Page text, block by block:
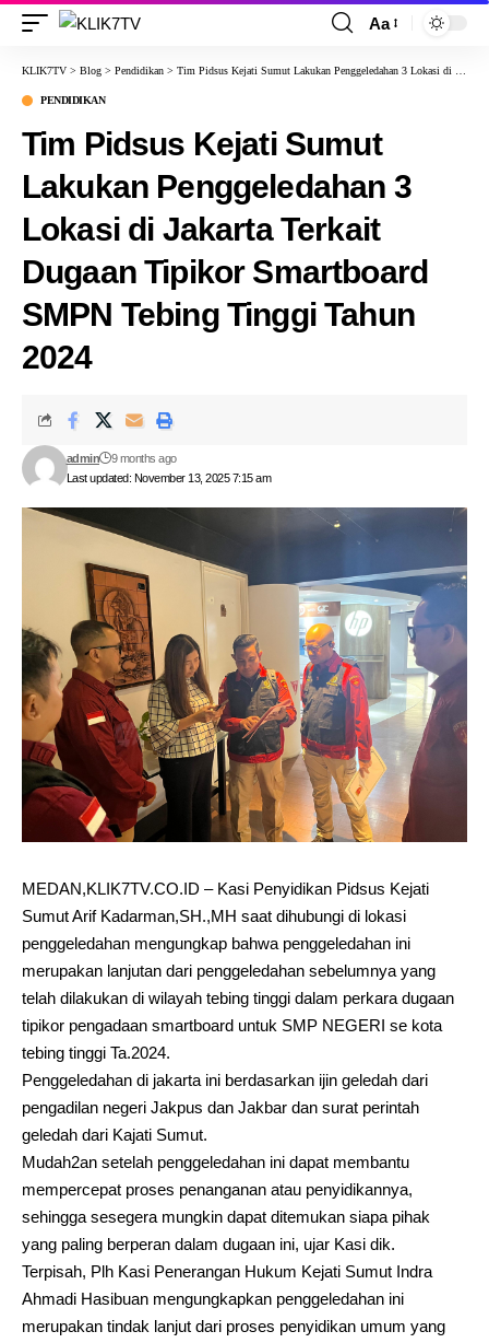
Aa
KLIK7TV > Blog > Pendidikan > Tim Pidsus Kejati Sumut Lakukan Penggeledahan 3 Lokasi di Jakarta Terkait Dugaan Tipikor Smartboard SMPN Tebing Tinggi Tahun 2024
PENDIDIKAN
Tim Pidsus Kejati Sumut
Lakukan Penggeledahan 3
Lokasi di Jakarta Terkait
Dugaan Tipikor Smartboard
SMPN Tebing Tinggi Tahun
2024
Last updated: November 13, 2025 7:15 am
admin 9 months ago
MEDAN,KLIK7TV.CO.ID – Kasi Penyidikan Pidsus Kejati
Sumut Arif Kadarman,SH.,MH saat dihubungi di lokasi
penggeledahan mengungkap bahwa penggeledahan ini
merupakan lanjutan dari penggeledahan sebelumnya yang
telah dilakukan di wilayah tebing tinggi dalam perkara dugaan
tipikor pengadaan smartboard untuk SMP NEGERI se kota
tebing tinggi Ta.2024.
Penggeledahan di jakarta ini berdasarkan ijin geledah dari
pengadilan negeri Jakpus dan Jakbar dan surat perintah
geledah dari Kajati Sumut.
Mudah2an setelah penggeledahan ini dapat membantu
mempercepat proses penanganan atau penyidikannya,
sehingga sesegera mungkin dapat ditemukan siapa pihak
yang paling berperan dalam dugaan ini, ujar Kasi dik.
Terpisah, Plh Kasi Penerangan Hukum Kejati Sumut Indra
Ahmadi Hasibuan mengungkapkan penggeledahan ini
merupakan tindak lanjut dari proses penyidikan umum yang